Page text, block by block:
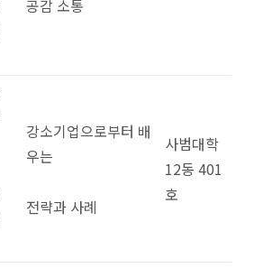
공감 소통
강소기업으로부터 배
우는
전략과 사례
사범대학
12동 401
호